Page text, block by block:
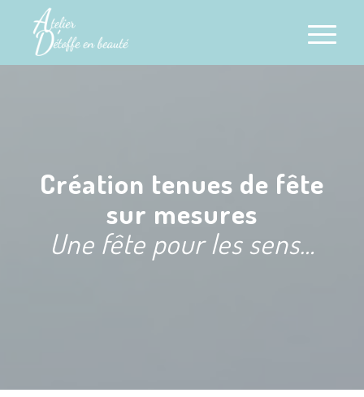
Création tenues de fête
sur mesures
Une fête pour les sens…